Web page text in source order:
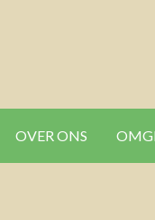
OVER ONS